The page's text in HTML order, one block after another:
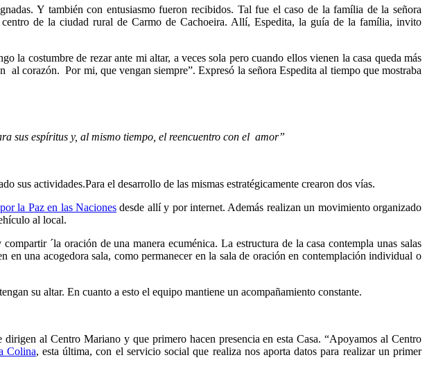
Y también con entusiasmo fueron recibidos. Tal fue el caso de la família de la señora
de la ciudad rural de Carmo de Cachoeira. Allí, Espedita, la guía de la família, invito
la costumbre de rezar ante mi altar, a veces sola pero cuando ellos vienen la casa queda más
al corazón. Por mi, que vengan siempre”. Expresó la señora Espedita al tiempo que mostraba
sus espíritus y, al mismo tiempo, el reencuentro con el amor”
sus actividades.Para el desarrollo de las mismas estratégicamente crearon dos vías.
la Paz en las Naciones desde allí y por internet. Además realizan un movimiento organizado
al local.
´la oración de una manera ecuménica. La estructura de la casa contempla unas salas
en una acogedora sala, como permanecer en la sala de oración en contemplación individual o
su altar. En cuanto a esto el equipo mantiene un acompañamiento constante.
al Centro Mariano y que primero hacen presencia en esta Casa. “Apoyamos al Centro
Colina, esta última, con el servicio social que realiza nos aporta datos para realizar un primer